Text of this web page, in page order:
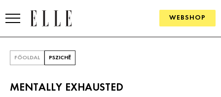
WEBSHOP
FŐOLDAL PSZICHÉ
MENTALLY EXHAUSTED